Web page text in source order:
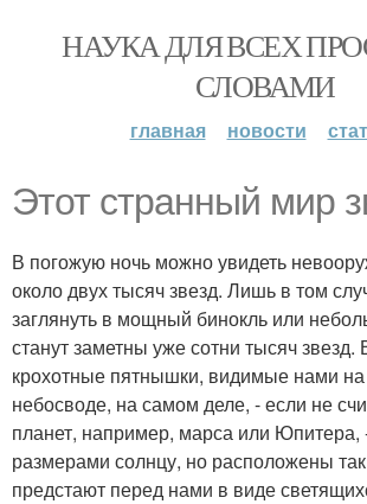
НАУКА ДЛЯ ВСЕХ
СЛОВАМИ
главная новости
Этот странный мир
В погожую ночь можно увидеть
около двух тысяч звезд. Лишь в том
заглянуть в мощный бинокль или
станут заметны уже сотни тысяч звезд.
крохотные пятнышки, видимые нами
небосводе, на самом деле, - если не
планет, например, марса или Юпитера,
размерами солнцу, но расположены
предстают перед нами в виде